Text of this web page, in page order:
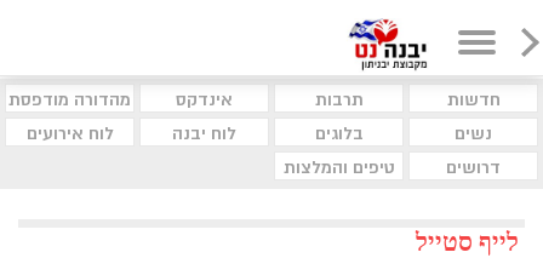
חדשות תרבות אינדקס
מהדורה מודפסת
נשים
בלוגים לוח יבנה
לוח אירועים
דרושים
טיפים והמלצות
לייף סטייל